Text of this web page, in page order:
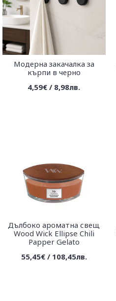
Модерна закачалка за
кърпи в черно
4,59€ / 8,98лв.
Дълбоко ароматна свещ
Wood Wick Еllipse Chili
Papper Gelato
55,45€ / 108,45лв.